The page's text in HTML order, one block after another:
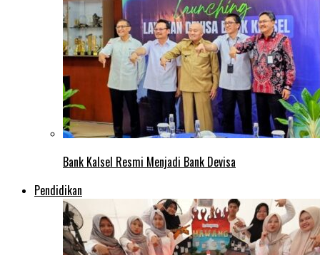
Bank Kalsel Resmi Menjadi Bank Devisa
Pendidikan